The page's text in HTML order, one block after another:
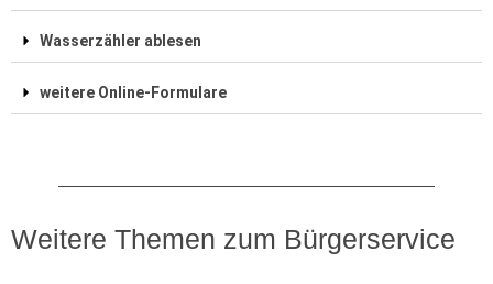
Wasserzähler ablesen
weitere Online-Formulare
Weitere Themen zum Bürgerservice